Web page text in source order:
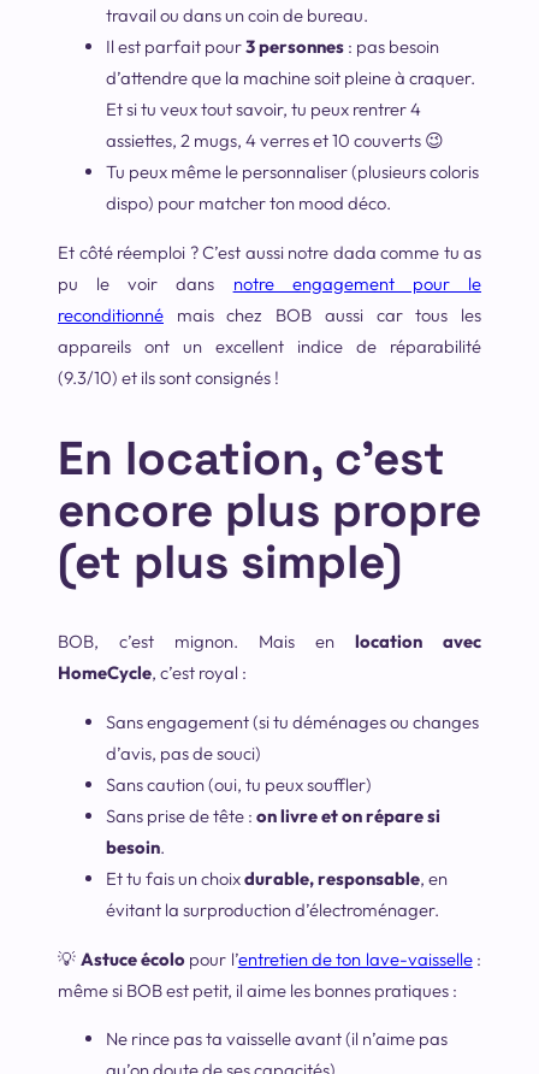
travail ou dans un coin de bureau.
Il est parfait pour3 personnes : pas besoin
d’attendre que la machine soit pleine à craquer.
Et si tu veux tout savoir, tu peux rentrer 4
assiettes, 2 mugs, 4 verres et 10 couverts 😉
Tu peux même le personnaliser (plusieurs coloris
dispo) pour matcher ton mood déco.
Et côté réemploi ? C’est aussi notre dada comme tu as
pu le voir dans notre engagement pour le
reconditionné mais chez BOB aussi car tous les
appareils ont un excellent indice de réparabilité
(9.3/10) et ils sont consignés !
En location, c’est
encore plus propre
(et plus simple)
BOB, c’est mignon. Mais en location avec
HomeCycle, c’est royal :
Sans engagement (si tu déménages ou changes
d’avis, pas de souci)
Sans caution (oui, tu peux souffler)
Sans prise de tête : on livre et on répare si
besoin.
Et tu fais un choixdurable, responsable, en
évitant la surproduction d’électroménager.
💡 Astuce écolo pour l’entretien de ton lave-vaisselle:
même si BOB est petit, il aime les bonnes pratiques :
Ne rince pas ta vaisselle avant (il n’aime pas